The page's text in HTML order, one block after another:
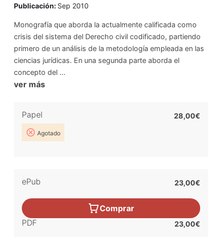
Publicación: Sep 2010
Monografía que aborda la actualmente calificada como
crisis del sistema del Derecho civil codificado, partiendo
primero de un análisis de la metodología empleada en las
ciencias jurídicas. En una segunda parte aborda el
concepto del ...
ver más
Papel
Agotado
28,00€
ePub 23,00€
Comprar
PDF
23,00€